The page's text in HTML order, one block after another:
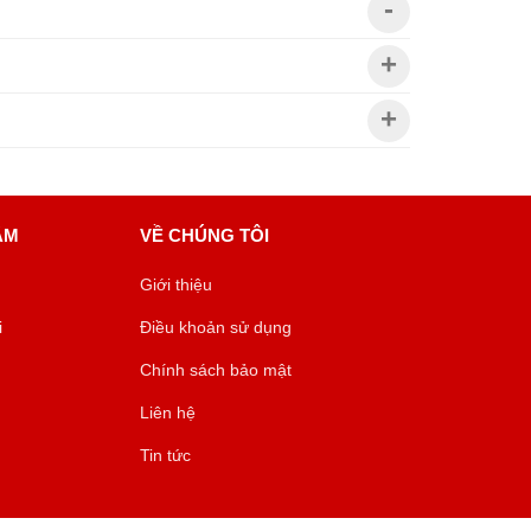
VỀ CHÚNG TÔI
Giới thiệu
Điều khoản sử dụng
Chính sách bảo mật
Liên hệ
Tin tức